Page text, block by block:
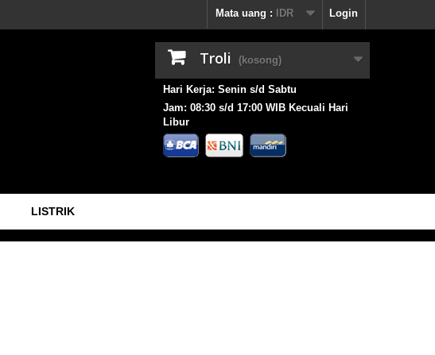
Login
Mata uang : IDR
Troli (kosong)
Hari Kerja: Senin s/d Sabtu
Jam: 08:30 s/d 17:00 WIB Kecuali Hari
Libur
LISTRIK